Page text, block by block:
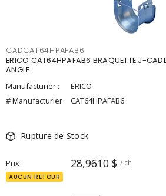
CADCAT64HPAFAB6
ERICO CAT64HPAFAB6 BRAQUETTE J-
ANGLE
Manufacturier :
ERICO
# Manufacturier : CAT64HPAFAB6
Rupture de Stock
Prix 28,9610 $ / ch
AUCUN RETOUR